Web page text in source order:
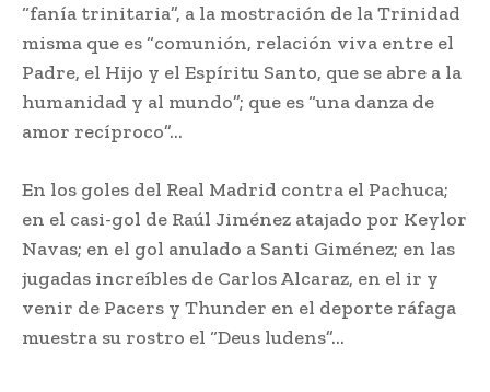
“fanía trinitaria”, a la mostración de la Trinidad
misma que es “comunión, relación viva entre el
Padre, el Hijo y el Espíritu Santo, que se abre a la
humanidad y al mundo”; que es “una danza de
amor recíproco”…
En los goles del Real Madrid contra el Pachuca;
en el casi-gol de Raúl Jiménez atajado por Keylor
Navas; en el gol anulado a Santi Giménez; en las
jugadas increíbles de Carlos Alcaraz, en el ir y
venir de Pacers y Thunder en el deporte ráfaga
muestra su rostro el “Deus ludens”…